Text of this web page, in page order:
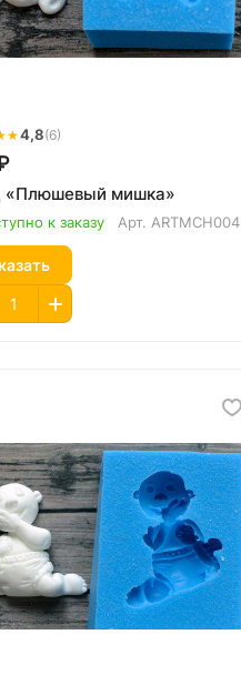
4,8(6)
«Плюшевый мишка»
к заказу Арт. ARTMCH004